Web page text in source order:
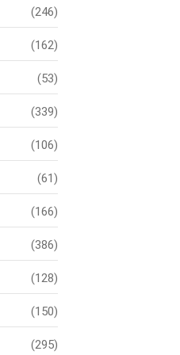
(246)
(162)
(53)
(339)
(106)
(61)
(166)
(386)
(128)
(150)
(295)